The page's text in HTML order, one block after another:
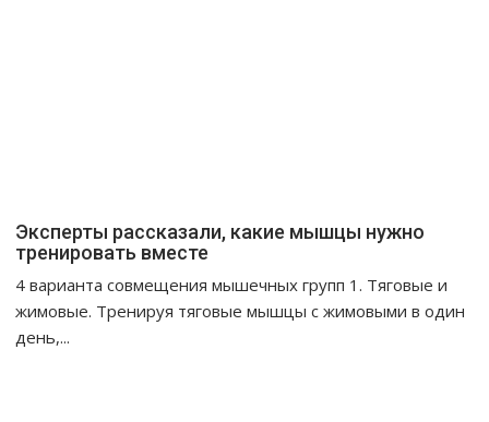
Эксперты рассказали, какие мышцы нужно
тренировать вместе
4 варианта совмещения мышечных групп 1. Тяговые и
жимовые. Тренируя тяговые мышцы с жимовыми в один
день,...